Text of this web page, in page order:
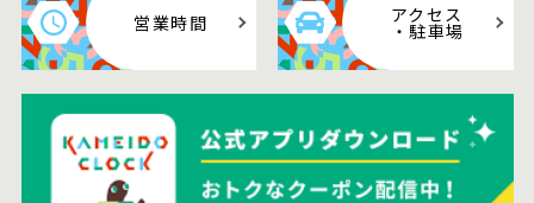
営業時間 アクセス
・駐車場